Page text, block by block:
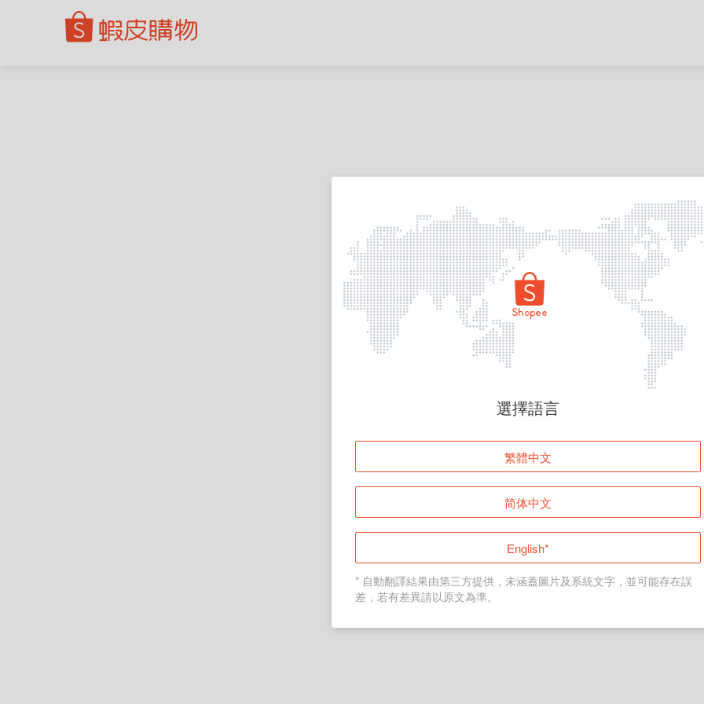
頁面無法顯示
登入
返回首頁
選擇語言
繁體中文
简体中文
English*
* 自動翻譯結果由第三方提供，未涵蓋圖片及系統文字，並可能存在誤
差，若有差異請以原文為準。